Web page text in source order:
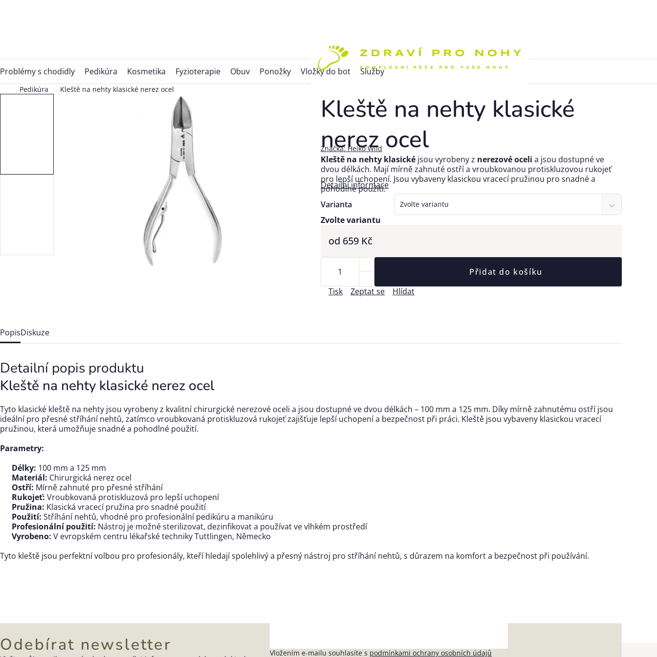
Problémy s chodidly Pedikúra Kosmetika Fyzioterapie Obuv Ponožky Vložky do bot Služby
Pedikúra Kleště na nehty klasické nerez ocel
Kleště na nehty klasické
nerez ocel
Značka: Heiko Wild
od 659 Kč
Zvolte variantu
Varianta
Přidat do košíku
Kleště na nehty klasické jsou vyrobeny z nerezové oceli a jsou dostupné ve
dvou délkách. Mají mírně zahnuté ostří a vroubkovanou protiskluzovou rukojeť
pro lepší uchopení. Jsou vybaveny klasickou vracecí pružinou pro snadné a
pohodlné použití.
Detailní informace
Tisk Zeptat se Hlídat
PopisDiskuze
Detailní popis produktu
Kleště na nehty klasické nerez ocel
Tyto klasické kleště na nehty jsou vyrobeny z kvalitní chirurgické nerezové oceli a jsou dostupné ve dvou délkách – 100 mm a 125 mm. Díky mírně zahnutému ostří jsou
ideální pro přesné stříhání nehtů, zatímco vroubkovaná protiskluzová rukojeť zajišťuje lepší uchopení a bezpečnost při práci. Kleště jsou vybaveny klasickou vracecí
pružinou, která umožňuje snadné a pohodlné použití.
Parametry:
Délky: 100 mm a 125 mm
Materiál: Chirurgická nerez ocel
Ostří: Mírně zahnuté pro přesné stříhání
Rukojeť: Vroubkovaná protiskluzová pro lepší uchopení
Pružina: Klasická vracecí pružina pro snadné použití
Použití: Stříhání nehtů, vhodné pro profesionální pedikúru a manikúru
Profesionální použití: Nástroj je možné sterilizovat, dezinfikovat a používat ve vlhkém prostředí
Vyrobeno: V evropském centru lékařské techniky Tuttlingen, Německo
Tyto kleště jsou perfektní volbou pro profesionály, kteří hledají spolehlivý a přesný nástroj pro stříhání nehtů, s důrazem na komfort a bezpečnost při používání.
Odebírat newsletter Vložením e-mailu souhlasíte s podmínkami ochrany osobních údajů